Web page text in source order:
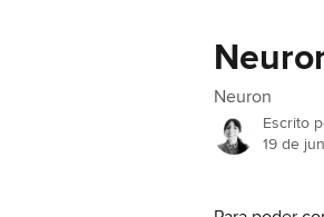
Neuron
Escrito
19 de